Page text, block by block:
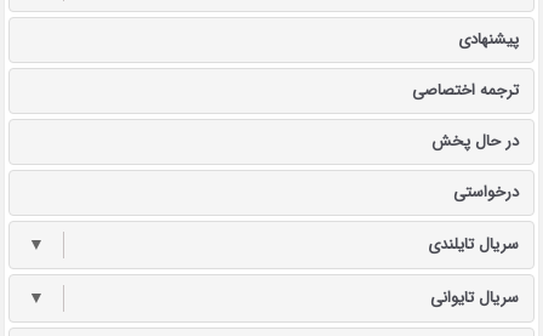
پیشنهادی
ترجمه اختصاصی
در حال پخش
درخواستی
سریال تایلندی ▼
سریال تایوانی ▼